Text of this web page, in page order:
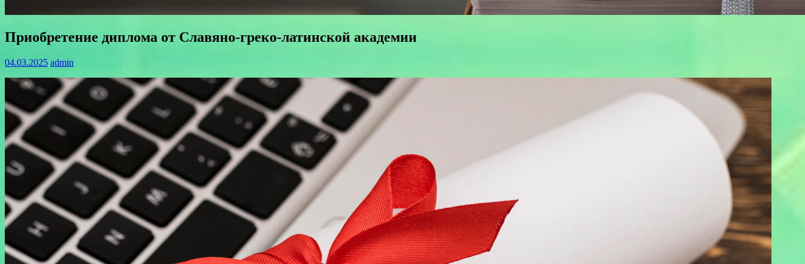
Приобретение диплома от Славяно-греко-латинской академии
04.03.2025 admin